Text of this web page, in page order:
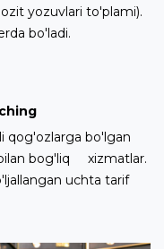
yozuvlari to'plami).
bo'ladi.
bo'lgan
bilan bog'liq xizmatlar.
uchta tarif